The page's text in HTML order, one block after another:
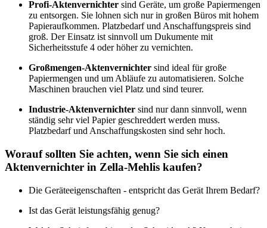
Profi-Aktenvernichter sind Geräte, um große Papiermengen
zu entsorgen. Sie lohnen sich nur in großen Büros mit hohem
Papieraufkommen. Platzbedarf und Anschaffungspreis sind
groß. Der Einsatz ist sinnvoll um Dukumente mit
Sicherheitsstufe 4 oder höher zu vernichten.
Großmengen-Aktenvernichter sind ideal für große
Papiermengen und um Abläufe zu automatisieren. Solche
Maschinen brauchen viel Platz und sind teurer.
Industrie-Aktenvernichter sind nur dann sinnvoll, wenn
ständig sehr viel Papier geschreddert werden muss.
Platzbedarf und Anschaffungskosten sind sehr hoch.
Worauf sollten Sie achten, wenn Sie sich einen
Aktenvernichter in Zella-Mehlis kaufen?
Die Geräteeigenschaften - entspricht das Gerät Ihrem Bedarf?
Ist das Gerät leistungsfähig genug?